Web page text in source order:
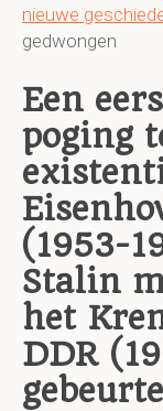
nieuwe
gedwongen
Een
poging
(1953-
Stalin
het
DDR